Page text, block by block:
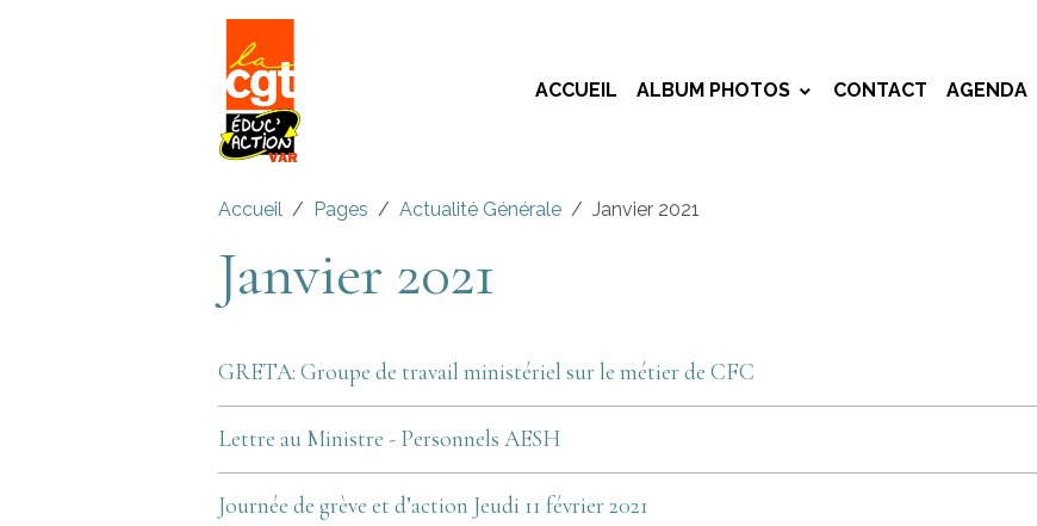
ACCUEIL ALBUM PHOTOS CONTACT AGENDA
Accueil Pages Actualité Générale Janvier 2021
Janvier 2021
GRETA: Groupe de travail ministériel sur le métier de CFC
Lettre au Ministre - Personnels AESH
Journée de grève et d’action Jeudi 11 février 2021